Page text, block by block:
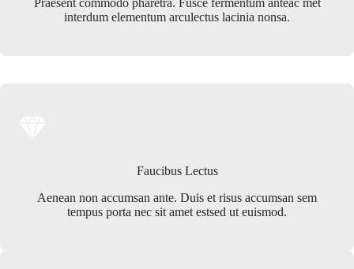
Praesent commodo pharetra. Fusce fermentum anteac met
interdum elementum arculectus lacinia nonsa.
Faucibus Lectus
Aenean non accumsan ante. Duis et risus accumsan sem
tempus porta nec sit amet estsed ut euismod.